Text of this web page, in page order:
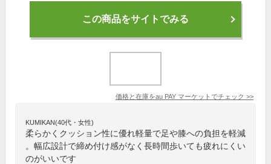
この商品をサイトでみる
価格と在庫をau PAY マーケット でチェック >>
KUMIKAN(40代・女性)
柔らかくクッション性に優れ軽量で足や膝への負担を軽減
。幅広設計で締め付け感がなく長時間歩いても疲れにくい
のがいいです